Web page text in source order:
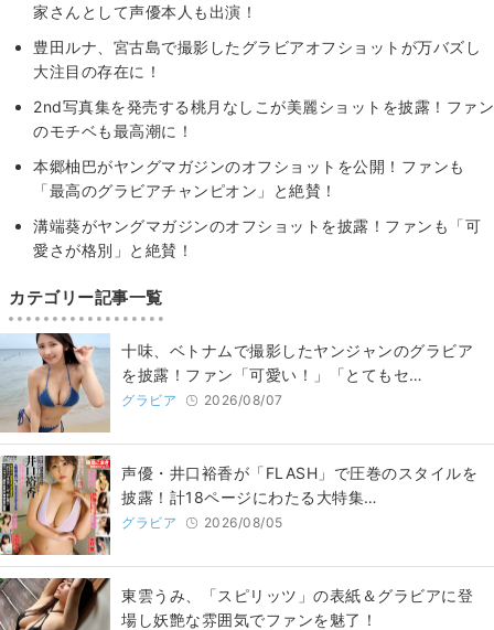
家さんとして声優本人も出演！
豊田ルナ、宮古島で撮影したグラビアオフショットが万バズし
大注目の存在に！
2nd写真集を発売する桃月なしこが美麗ショットを披露！ファン
のモチベも最高潮に！
本郷柚巴がヤングマガジンのオフショットを公開！ファンも
「最高のグラビアチャンピオン」と絶賛！
溝端葵がヤングマガジンのオフショットを披露！ファンも「可
愛さが格別」と絶賛！
カテゴリー記事一覧
十味、ベトナムで撮影したヤンジャンのグラビア
を披露！ファン「可愛い！」「とてもセ…
グラビア 2026/08/07
声優・井口裕香が「FLASH」で圧巻のスタイルを
披露！計18ページにわたる大特集…
グラビア 2026/08/05
東雲うみ、「スピリッツ」の表紙＆グラビアに登
場し妖艶な雰囲気でファンを魅了！